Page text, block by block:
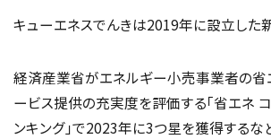
キューエネスでんきは2019年に設立した
経済産業省がエネルギー小売事業者の省
ービス提供の充実度を評価する「省エネ
ンキング」で2023年に3つ星を獲得するな